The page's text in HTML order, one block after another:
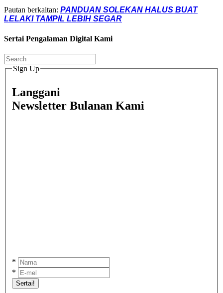
Pautan berkaitan: PANDUAN SOLEKAN HALUS BUAT
LELAKI TAMPIL LEBIH SEGAR
Sertai Pengalaman Digital Kami
Sign Up
Langgani
Newsletter Bulanan Kami
*
*
Sertai!